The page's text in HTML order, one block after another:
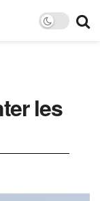
les